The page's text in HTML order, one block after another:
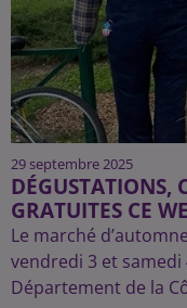
29 septembre 2025
DÉGUSTATIONS,
GRATUITES CE
Le marché
vendredi 3 et
Département de la